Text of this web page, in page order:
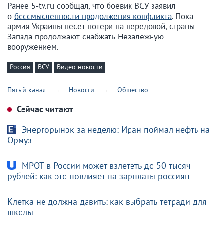
Ранее 5-tv.ru сообщал, что боевик ВСУ заявил
о бессмысленности продолжения конфликта. Пока
армия Украины несет потери на передовой, страны
Запада продолжают снабжать Незалежную
вооружением.
Россия ВСУ Видео новости
Пятый канал Новости Общество
Сейчас читают
Энергорынок за неделю: Иран поймал нефть на
Ормуз
МРОТ в России может взлететь до 50 тысяч
рублей: как это повлияет на зарплаты россиян
Клетка не должна давить: как выбрать тетради для
школы